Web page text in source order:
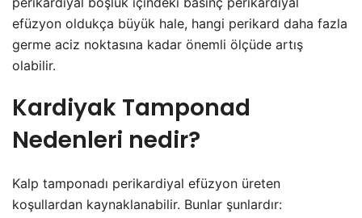
efüzyon oldukça büyük hale, hangi perikard daha fazla
germe aciz noktasına kadar önemli ölçüde artış
olabilir.
Kardiyak Tamponad
Nedenleri nedir?
Kalp tamponadı perikardiyal efüzyon üreten
koşullardan kaynaklanabilir. Bunlar şunlardır: